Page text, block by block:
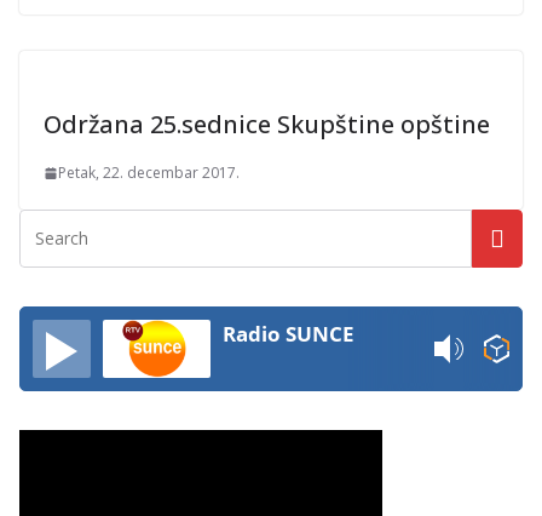
Održana 25.sednice Skupštine opštine
Petak, 22. decembar 2017.
Radio SUNCE